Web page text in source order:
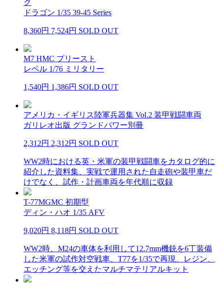
ク
ドラゴン 1/35 39-45 Series
8,360円 7,524円 SOLD OUT
M7 HMC プリースト
レベル 1/76 ミリタリー
1,540円 1,386円 SOLD OUT
アメリカ・イギリス陸軍兵器集 Vol.2 装甲戦闘車両
ガリレオ出版 グランドパワー別冊
2,312円 2,312円 SOLD OUT
WW2時における英・米軍の装甲戦闘車をカタログ的に
紹介した資料集、実戦で運用された自走砲や装甲車だ
けでなく、試作・計画車両を年代順に収録
T-77MGMC 初期型
ディン・ハオ 1/35 AFV
9,020円 8,118円 SOLD OUT
WW2時、M24の車体を利用して12.7mm機銃を6丁装備
した米軍の試作対空戦車、T77を1/35で再現、レジン、
エッチング等を交えたマルチマテリアルキット